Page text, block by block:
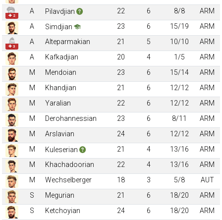
✚ 2
A Pilavdjian 22 6 8/8
ARM
A
Simdjian 23 6 15/19 ARM
✚ 3
A Alteparmakian 21 5 10/10
ARM
A
Kafkadjian 20 4 1/5
ARM
M
Mendoian 23 6 15/14
ARM
M
Khandjian 21 6 12/12
ARM
M
Yaralian 22 6 12/12
ARM
M
Derohannessian 23 6 8/11
ARM
M
Arslavian 24 6 12/12
ARM
M
Kuleserian 21 4 13/16
ARM
M
Khachadoorian 22 4 13/16
ARM
M
Wechselberger 18 3 5/8
AUT
S
Megurian 21 6 18/20
ARM
S
Ketchoyian 24 6 18/20
ARM